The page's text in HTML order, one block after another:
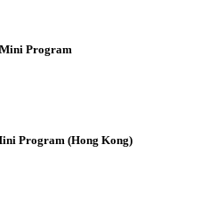
Program
Program (Hong Kong)